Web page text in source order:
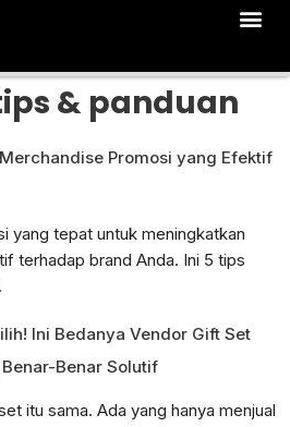
& panduan
Promosi yang Efektif
yang tepat untuk meningkatkan
terhadap brand Anda. Ini 5 tips
Ini Bedanya Vendor Gift Set
Benar Solutif
itu sama. Ada yang hanya menjual